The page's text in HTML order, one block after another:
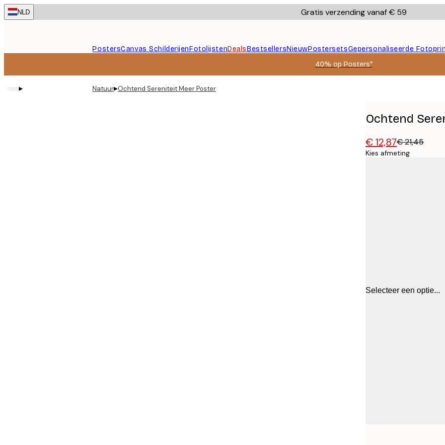
Skip
to
NLD Gratis verzending vanaf € 59
PostersCanvas SchilderijenFotolijstenDealsBestsellersNieuwPostersetsGepersonaliseerde
40% op Posters*
▸ Natuur▸Ochtend Sereniteit Meer Poster
Ochtend
€ 12,87€ 21,45
Kies afmeting
Selecteer een optie...